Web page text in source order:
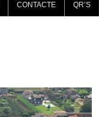
CONTACTE QR’S